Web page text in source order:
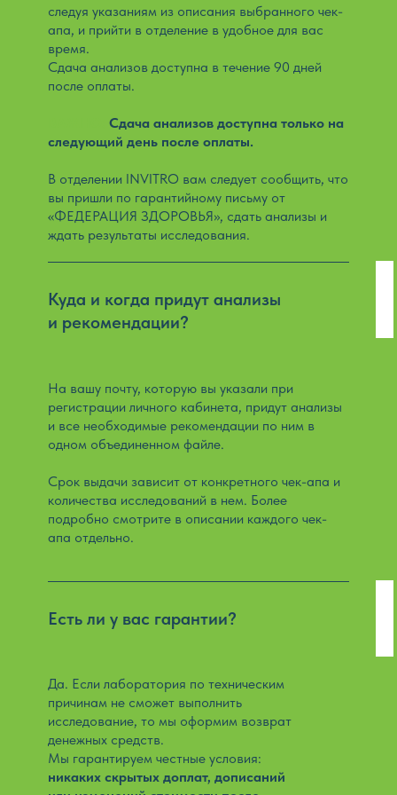
следуя указаниям из описания выбранного чек-
апа, и прийти в отделение в удобное для вас
время.
Сдача анализов доступна в течение 90 дней
после оплаты.
Сдача анализов доступна только на
следующий день после оплаты.
В отделении INVITRO вам следует сообщить, что
вы пришли по гарантийному письму от
«ФЕДЕРАЦИЯ ЗДОРОВЬЯ», сдать анализы и
ждать результаты исследования.
Куда и когда придут анализы
и рекомендации?
На вашу почту, которую вы указали при
регистрации личного кабинета, придут анализы
и все необходимые рекомендации по ним в
одном объединенном файле.
Срок выдачи зависит от конкретного чек-апа и
количества исследований в нем. Более
подробно смотрите в описании каждого чек-
апа отдельно.
Есть ли у вас гарантии?
Да. Если лаборатория по техническим
причинам не сможет выполнить
исследование, то мы оформим возврат
денежных средств.
Мы гарантируем честные условия:
никаких скрытых доплат, дописаний